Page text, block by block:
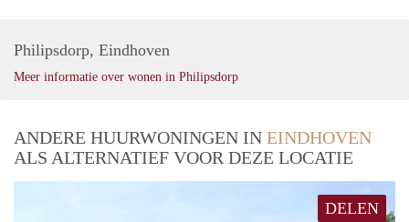
Philipsdorp, Eindhoven
Meer informatie over wonen in Philipsdorp
ANDERE HUURWONINGEN IN EINDHOVEN
ALS ALTERNATIEF VOOR DEZE LOCATIE
DELEN